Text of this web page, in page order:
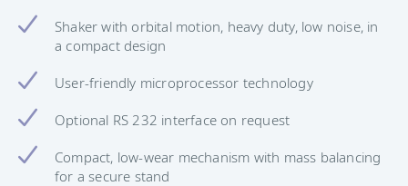
Shaker with orbital motion, heavy duty, low noise, in
a compact design
User-friendly microprocessor technology
Optional RS 232 interface on request
Compact, low-wear mechanism with mass balancing
for a secure stand